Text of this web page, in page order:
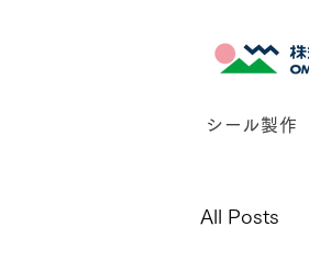
シール製作
All Posts